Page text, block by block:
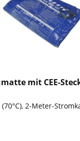
mit CEE-
2-Meter-